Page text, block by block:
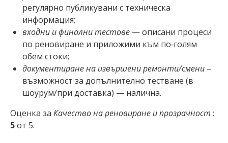
регулярно публикувани с техническа
информация;
входни и финални тестове — описани процеси
по реновиране и приложими към по‑голям
обем стоки;
документиране на извършени ремонти/смени –
възможност за допълнително тестване (в
шоурум/при доставка) — налична.
Оценка за Качество на реновиране и прозрачност :
5от 5.